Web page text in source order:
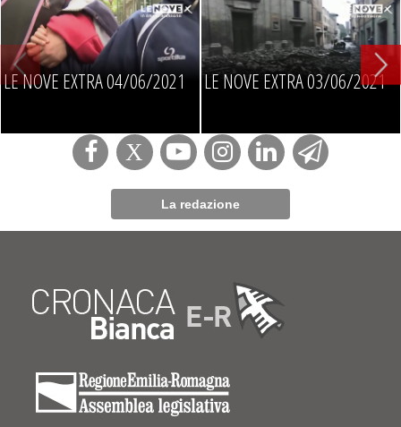
LE NOVE EXTRA 04/06/2021 LE NOVE EXTRA 03/06/2021
La redazione